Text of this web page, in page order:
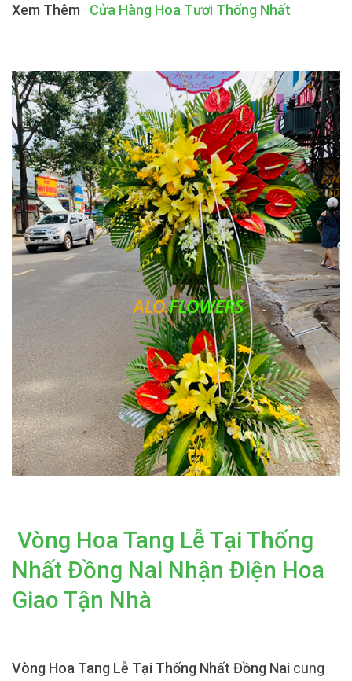
Xem Thêm Cửa Hàng Hoa Tươi Thống Nhất
Vòng Hoa Tang Lễ Tại Thống
Nhất Đồng Nai Nhận Điện Hoa
Giao Tận Nhà
Vòng Hoa Tang Lễ Tại Thống Nhất Đồng Nai cung